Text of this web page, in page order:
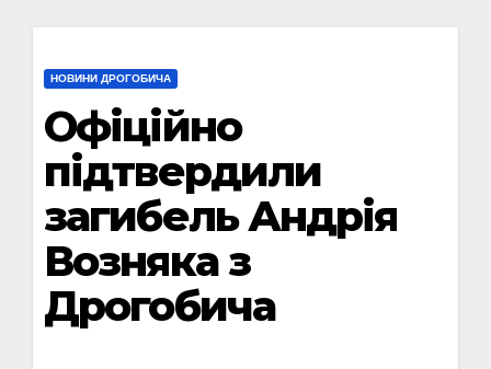
НОВИНИ ДРОГОБИЧА
Офіційно
підтвердили
загибель Андрія
Возняка з
Дрогобича